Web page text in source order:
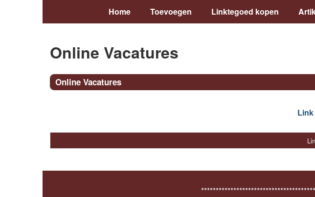
Home Toevoegen Linktegoed kopen
Online Vacatures
Online Vacatures